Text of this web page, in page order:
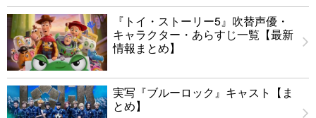
『トイ・ストーリー5』吹替声優・
キャラクター・あらすじ一覧【最新
情報まとめ】
実写『ブルーロック』キャスト【ま
とめ】